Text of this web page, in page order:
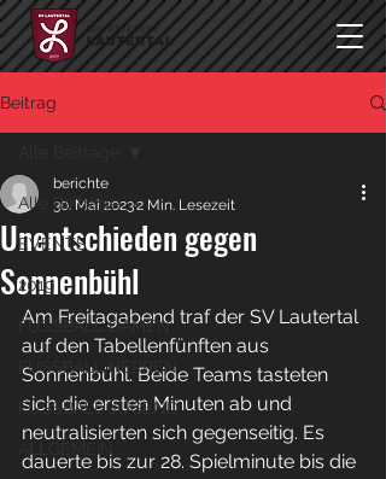
Beitrag
Alle Beiträge
EVENTS
2019
FUSSBALL DAMEN
FUSSBALL HERREN
FUSSBALL JUGEND
Unentschieden gegen
Sonnenbühl
berichte
30. Mai 20232 Min. Lesezeit
Am Freitagabend traf der SV Lautertal
auf den Tabellenfünften aus
Sonnenbühl. Beide Teams tasteten
sich die ersten Minuten ab und
neutralisierten sich gegenseitig. Es
dauerte bis zur 28. Spielminute bis die